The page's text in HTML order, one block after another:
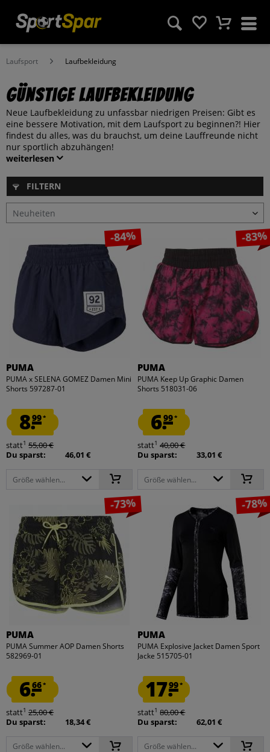
Laufsport Laufbekleidung
Günstige Laufbekleidung
Neue Laufbekleidung zu unfassbar niedrigen Preisen: Gibt es
eine bessere Motivation, mit dem Laufsport zu beginnen?! Hier
findest du alles, was du brauchst, um deine Lauffreunde nicht
nur sportlich abzuhängen!
weiterlesen
FILTERN
-84%
PUMA
PUMA x SELENA GOMEZ Damen Mini
Shorts 597287-01
8.99*
statt1 55,00 €
Du sparst:
46,01 €
Größe wählen...
-83%
PUMA
PUMA Keep Up Graphic Damen
Shorts 518031-06
6.99*
statt1 40,00 €
Du sparst:
33,01 €
Größe wählen...
-73%
PUMA
PUMA Summer AOP Damen Shorts
582969-01
6.66*
statt1 25,00 €
Du sparst:
18,34 €
Größe wählen...
-78%
PUMA
PUMA Explosive Jacket Damen Sport
Jacke 515705-01
17.99*
statt1 80,00 €
Du sparst:
62,01 €
Größe wählen...